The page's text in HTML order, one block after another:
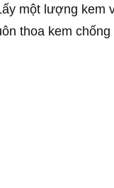
một lượng kem
thoa kem